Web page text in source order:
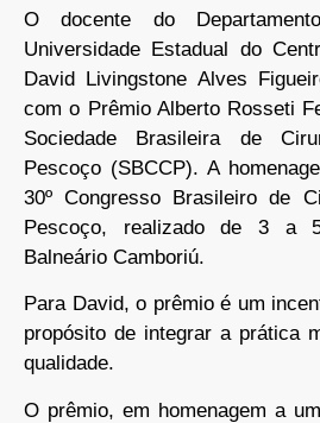
O docente do
Universidade Estadual do
David Livingstone Alves
com o Prêmio Alberto Rosseti
Sociedade Brasileira de
Pescoço (SBCCP). A
30º Congresso Brasileiro de
Pescoço, realizado de 3 a
Balneário Camboriú.
Para David, o prêmio é um
propósito de integrar a prática
qualidade.
O prêmio, em homenagem a